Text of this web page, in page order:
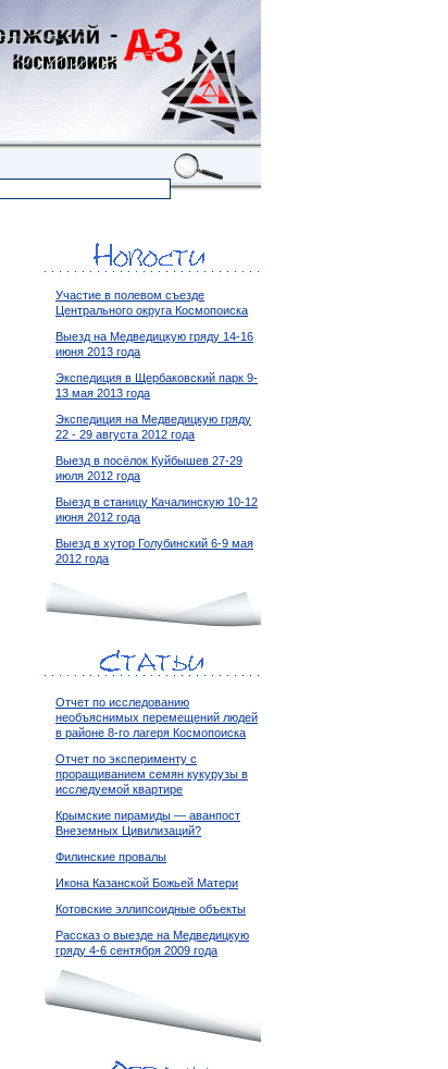
Участие в полевом съезде
Центрального округа Космопоиска
Выезд на Медведицкую гряду 14-16
июня 2013 года
Экспедиция в Щербаковский парк 9-
13 мая 2013 года
Экспедиция на Медведицкую гряду
22 - 29 августа 2012 года
Выезд в посёлок Куйбышев 27-29
июля 2012 года
Выезд в станицу Качалинскую 10-12
июня 2012 года
Выезд в хутор Голубинский 6-9 мая
2012 года
Отчет по исследованию
необъяснимых перемещений людей
в районе 8-го лагеря Космопоиска
Отчет по эксперименту с
проращиванием семян кукурузы в
исследуемой квартире
Крымские пирамиды — аванпост
Внеземных Цивилизаций?
Филинские провалы
Икона Казанской Божьей Матери
Котовские эллипсоидные объекты
Рассказ о выезде на Медведицкую
гряду 4-6 сентября 2009 года